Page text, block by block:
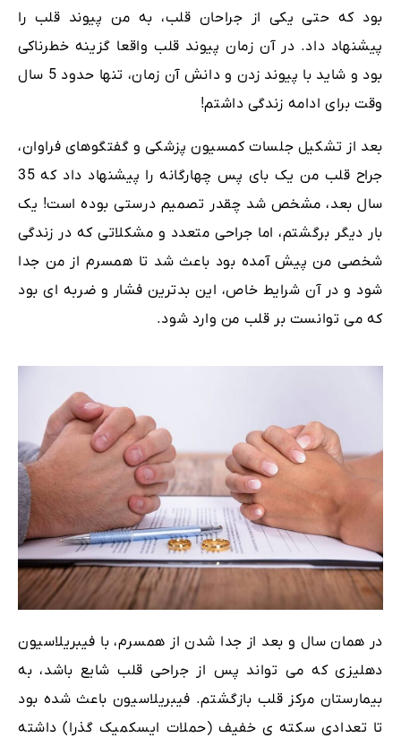
بود که حتی یکی از جراحان قلب، به من پیوند قلب را
پیشنهاد داد. در آن زمان پیوند قلب واقعا گزینه خطرناکی
بود و شاید با پیوند زدن و دانش آن زمان، تنها حدود 5 سال
وقت برای ادامه زندگی داشتم!
بعد از تشکیل جلسات کمسیون پزشکی و گفتگوهای فراوان،
جراح قلب من یک بای پس چهارگانه را پیشنهاد داد که 35
سال بعد، مشخص شد چقدر تصمیم درستی بوده است! یک
بار دیگر برگشتم، اما جراحی متعدد و مشکلاتی که در زندگی
شخصی من پیش آمده بود باعث شد تا همسرم از من جدا
شود و در آن شرایط خاص، این بدترین فشار و ضربه ای بود
که می توانست بر قلب من وارد شود.
در همان سال و بعد از جدا شدن از همسرم، با فیبریلاسیون
دهلیزی که می تواند پس از جراحی قلب شایع باشد، به
بیمارستان مرکز قلب بازگشتم. فیبریلاسیون باعث شده بود
تا تعدادی سکته ی خفیف (حملات ایسکمیک گذرا) داشته